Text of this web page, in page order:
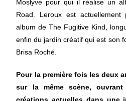
Moslyve pour qui il réalise un
Road. Leroux est
album de The Fugitive Kind,
enfin du jardin créatif qui est son
Brisa Roché.
Pour la première fois les deux
sur la même scène,